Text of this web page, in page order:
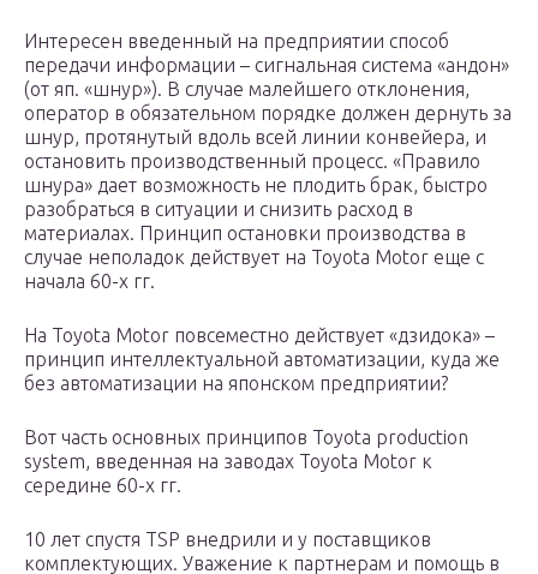
Интересен введенный на предприятии способ
передачи информации – сигнальная система «андон»
(от яп. «шнур»). В случае малейшего отклонения,
оператор в обязательном порядке должен дернуть за
шнур, протянутый вдоль всей линии конвейера, и
остановить производственный процесс. «Правило
шнура» дает возможность не плодить брак, быстро
разобраться в ситуации и снизить расход в
материалах. Принцип остановки производства в
случае неполадок действует на Toyota Motor еще с
начала 60-х гг.
На Toyota Motor повсеместно действует «дзидока» –
принцип интеллектуальной автоматизации, куда же
без автоматизации на японском предприятии?
Вот часть основных принципов Toyota production
system, введенная на заводах Toyota Motor к
середине 60-х гг.
10 лет спустя TSP внедрили и у поставщиков
комплектующих. Уважение к партнерам и помощь в